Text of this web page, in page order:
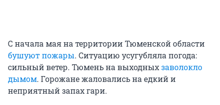
С начала мая на территории Тюменской области
бушуют пожары. Ситуацию усугубляла погода:
сильный ветер. Тюмень на выходныхзаволокло
дымом. Горожане жаловались на едкий и
неприятный запах гари.